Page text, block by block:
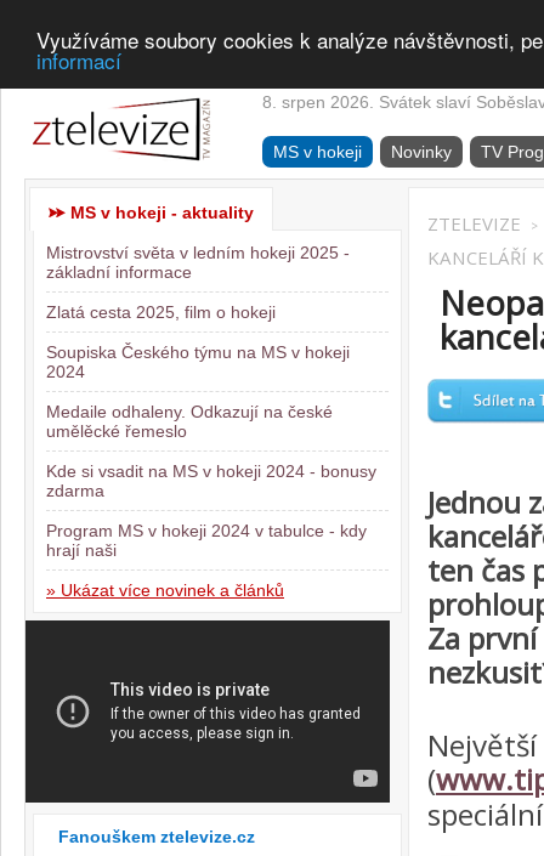
Využíváme soubory cookies k analýze návštěvnosti,
informací
8. srpen 2026. Svátek slaví
MS v hokeji Novinky TV
MS v hokeji - aktuality
Mistrovství světa v ledním hokeji 2025 -
základní informace
Zlatá cesta 2025, film o hokeji
Soupiska Českého týmu na MS v hokeji
2024
Medaile odhaleny. Odkazují na české
umělěcké řemeslo
Kde si vsadit na MS v hokeji 2024 - bonusy
zdarma
Program MS v hokeji 2024 v tabulce - kdy
hrají naši
» Ukázat více novinek a článků
Fanouškem ztelevize.cz
ZTELEVIZE >
KANCELÁŘÍ
Jednou
ten čas
Za
Největší
(